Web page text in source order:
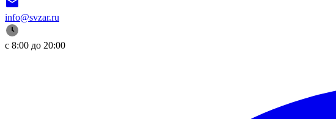
info@svzar.ru
с 8:00 до 20:00